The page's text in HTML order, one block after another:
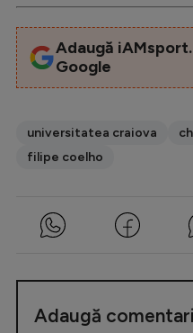
Adaugă
Google
universitatea craiova
filipe coelho
Adaugă